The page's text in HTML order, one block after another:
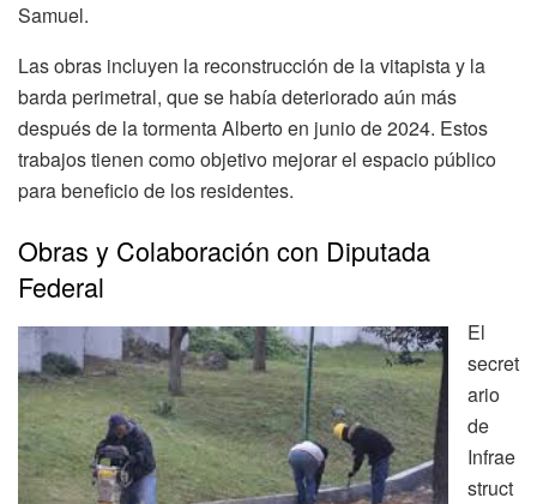
Samuel.
Las obras incluyen la reconstrucción de la vitapista y la
barda perimetral, que se había deteriorado aún más
después de la tormenta Alberto en junio de 2024. Estos
trabajos tienen como objetivo mejorar el espacio público
para beneficio de los residentes.
Obras y Colaboración con Diputada
Federal
El
secret
ario
de
Infrae
struct